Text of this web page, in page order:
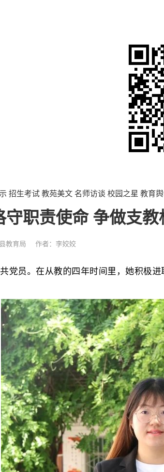
招生考试 教苑美文 名师访谈 校园之星 教育
守职责使命 争做支
教育局 作者：李姣姣
。在从教的四年时间里，她积极进